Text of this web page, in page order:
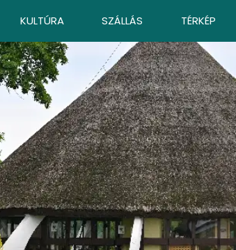
KULTÚRA SZÁLLÁS TÉRKÉP